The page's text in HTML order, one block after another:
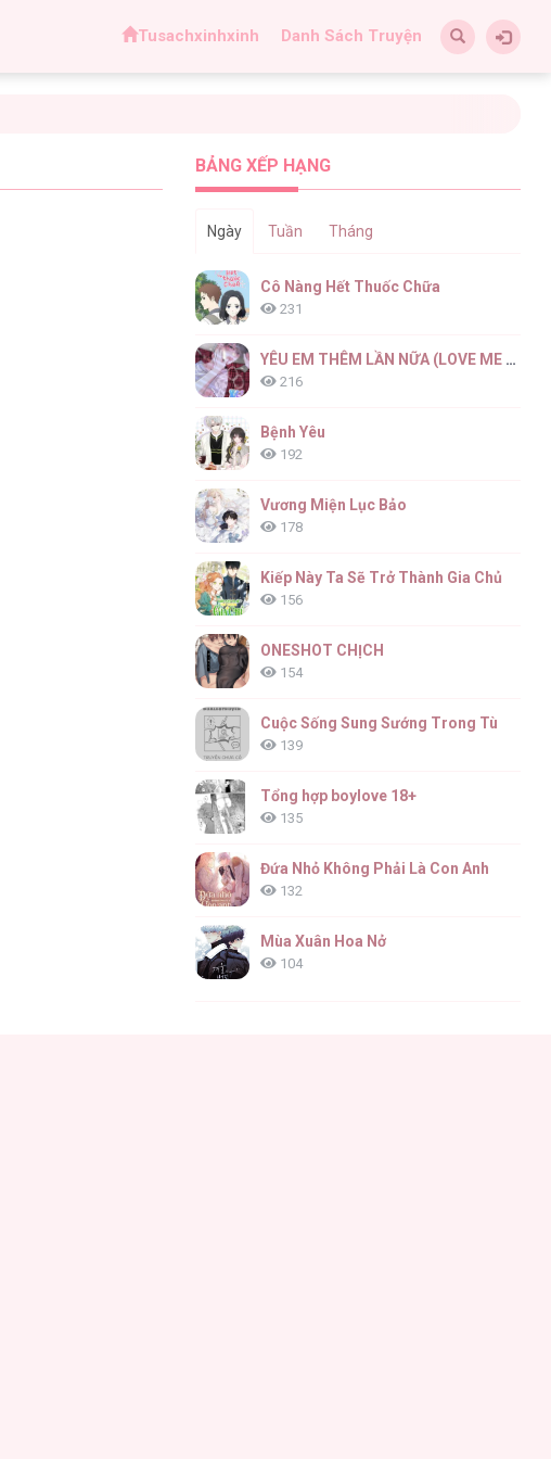
Tusachxinhxinh Danh Sách Truyện
BẢNG XẾP HẠNG
Ngày Tuần Tháng
Cô Nàng Hết Thuốc Chữa
231
YÊU EM THÊM LẦN NỮA (LOVE ME AGAIN)
216
Bệnh Yêu
192
Vương Miện Lục Bảo
178
Kiếp Này Ta Sẽ Trở Thành Gia Chủ
156
ONESHOT CHỊCH
154
Cuộc Sống Sung Sướng Trong Tù
139
Tổng hợp boylove 18+
135
Đứa Nhỏ Không Phải Là Con Anh
132
Mùa Xuân Hoa Nở
104